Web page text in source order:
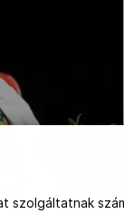
szolgáltatnak